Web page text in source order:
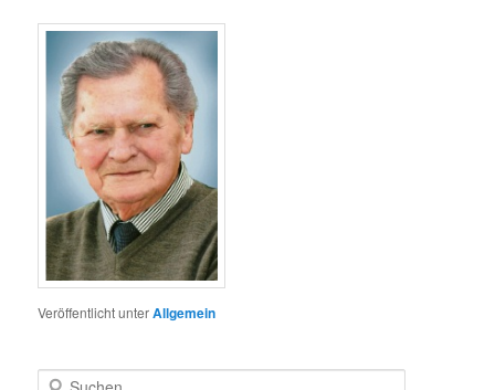
Veröffentlicht unterAllgemein